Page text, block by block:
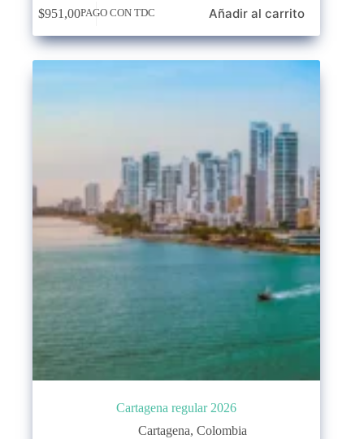
$951,00PAGO CON TDC Añadir al carrito
Cartagena regular 2026
Cartagena,Colombia